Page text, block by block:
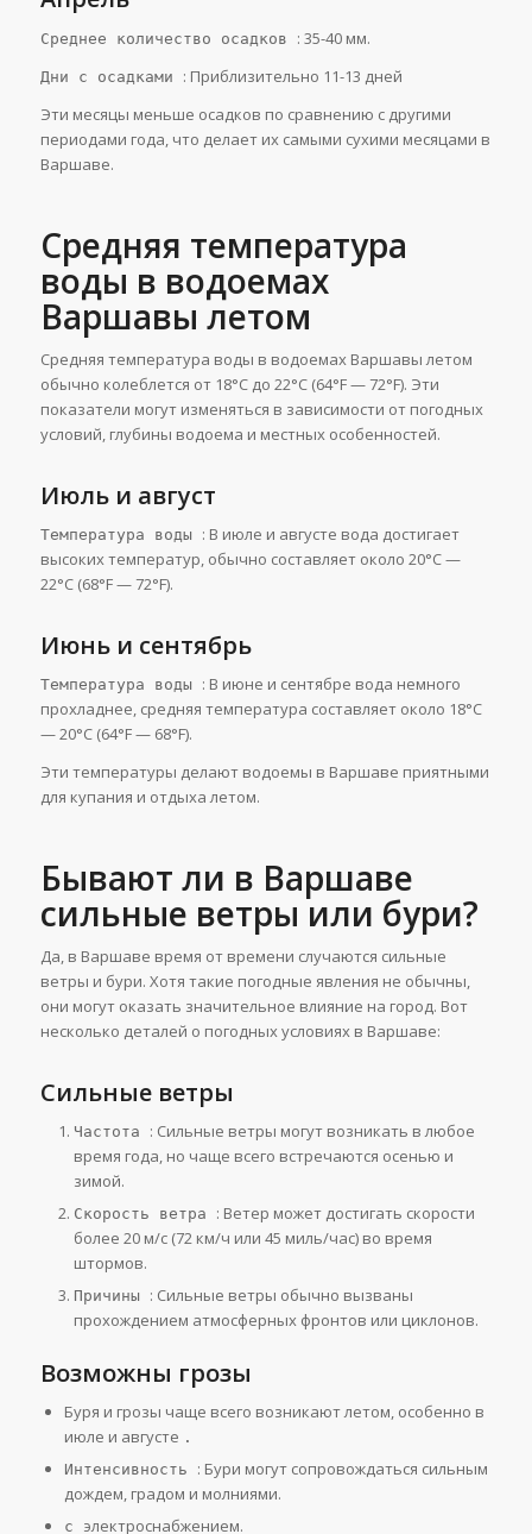
Среднее количество осадков : 35-40 мм.
Дни с осадками : Приблизительно 11-13 дней
Эти месяцы меньше осадков по сравнению с другими
периодами года, что делает их самыми сухими месяцами в
Варшаве.
Средняя температура
воды в водоемах
Варшавы летом
Средняя температура воды в водоемах Варшавы летом
обычно колеблется от 18°C до 22°C (64°F — 72°F). Эти
показатели могут изменяться в зависимости от погодных
условий, глубины водоема и местных особенностей.
Июль и август
Температура воды : В июле и августе вода достигает
высоких температур, обычно составляет около 20°C —
22°C (68°F — 72°F).
Июнь и сентябрь
Температура воды : В июне и сентябре вода немного
прохладнее, средняя температура составляет около 18°C
— 20°C (64°F — 68°F).
Эти температуры делают водоемы в Варшаве приятными
для купания и отдыха летом.
Бывают ли в Варшаве
сильные ветры или бури?
Да, в Варшаве время от времени случаются сильные
ветры и бури. Хотя такие погодные явления не обычны,
они могут оказать значительное влияние на город. Вот
несколько деталей о погодных условиях в Варшаве:
Сильные ветры
Частота : Сильные ветры могут возникать в любое
время года, но чаще всего встречаются осенью и
зимой.
Скорость ветра : Ветер может достигать скорости
более 20 м/с (72 км/ч или 45 миль/час) во время
штормов.
Причины : Сильные ветры обычно вызваны
прохождением атмосферных фронтов или циклонов.
Возможны грозы
Буря и грозы чаще всего возникают летом, особенно в
июле и августе .
Интенсивность : Бури могут сопровождаться сильным
дождем, градом и молниями.
с электроснабжением.